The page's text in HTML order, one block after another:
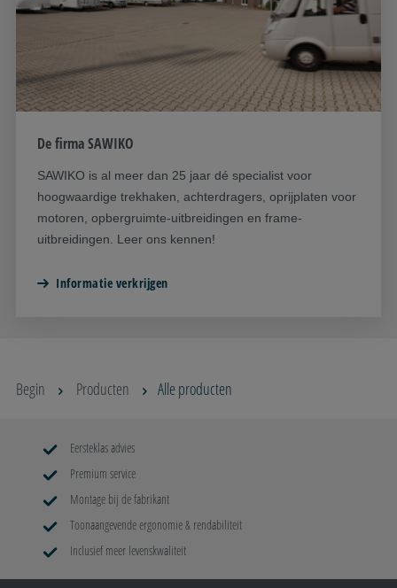
De firma SAWIKO
SAWIKO is al meer dan 25 jaar dé specialist voor
hoogwaardige trekhaken, achterdragers, oprijplaten voor
motoren, opbergruimte-uitbreidingen en frame-
uitbreidingen. Leer ons kennen!
Informatie verkrijgen
Begin Producten Alle producten
Eersteklas advies
Premium service
Montage bij de fabrikant
Toonaangevende ergonomie & rendabiliteit
Inclusief meer levenskwaliteit